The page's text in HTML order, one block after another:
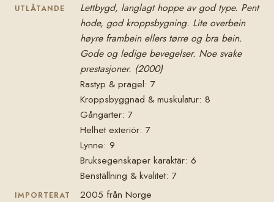
UTLÅTANDE
Lettbygd, langlagt hoppe av god type. Pent
hode, god kroppsbygning. Lite overbein
høyre frambein ellers tørre og bra bein.
Gode og ledige bevegelser. Noe svake
prestasjoner. (2000)
Rastyp & prägel: 7
Kroppsbyggnad & muskulatur: 8
Gångarter: 7
Helhet exteriör: 7
Lynne: 9
Bruksegenskaper karaktär: 6
Benställning & kvalitet: 7
IMPORTERAT 2005 från Norge